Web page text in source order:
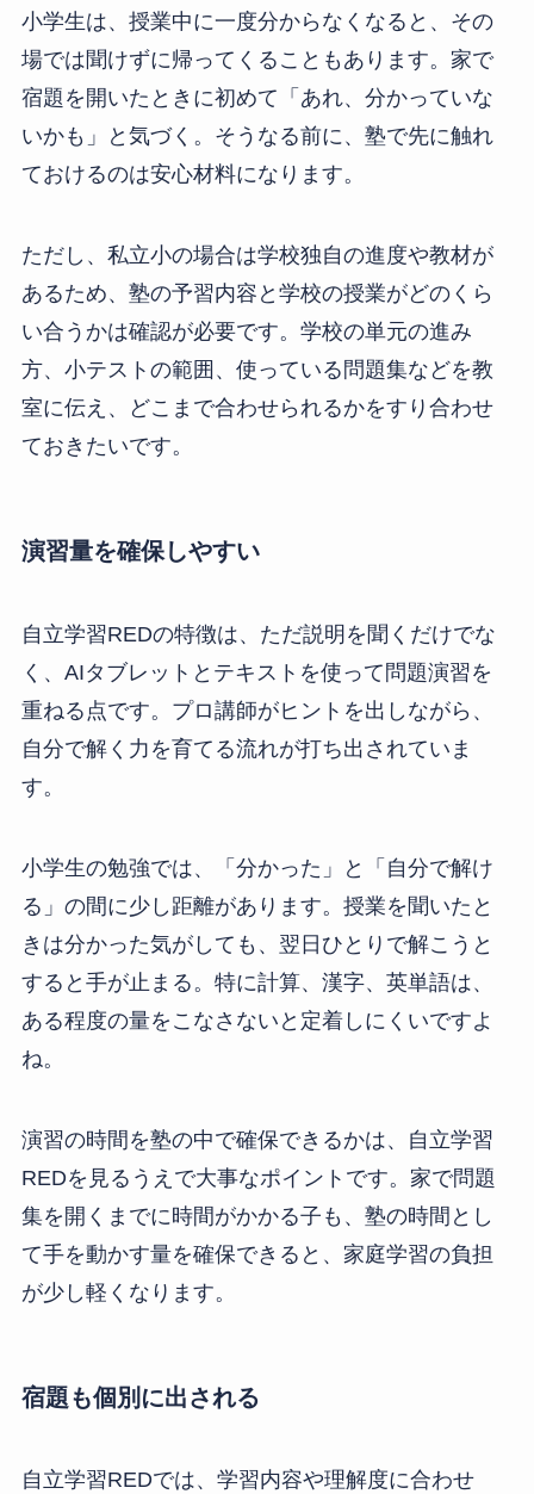
小学生は、授業中に一度分からなくなると、その
場では聞けずに帰ってくることもあります。家で
宿題を開いたときに初めて「あれ、分かっていな
いかも」と気づく。そうなる前に、塾で先に触れ
ておけるのは安心材料になります。
ただし、私立小の場合は学校独自の進度や教材が
あるため、塾の予習内容と学校の授業がどのくら
い合うかは確認が必要です。学校の単元の進み
方、小テストの範囲、使っている問題集などを教
室に伝え、どこまで合わせられるかをすり合わせ
ておきたいです。
演習量を確保しやすい
自立学習REDの特徴は、ただ説明を聞くだけでな
く、AIタブレットとテキストを使って問題演習を
重ねる点です。プロ講師がヒントを出しながら、
自分で解く力を育てる流れが打ち出されていま
す。
小学生の勉強では、「分かった」と「自分で解け
る」の間に少し距離があります。授業を聞いたと
きは分かった気がしても、翌日ひとりで解こうと
すると手が止まる。特に計算、漢字、英単語は、
ある程度の量をこなさないと定着しにくいですよ
ね。
演習の時間を塾の中で確保できるかは、自立学習
REDを見るうえで大事なポイントです。家で問題
集を開くまでに時間がかかる子も、塾の時間とし
て手を動かす量を確保できると、家庭学習の負担
が少し軽くなります。
宿題も個別に出される
自立学習REDでは、学習内容や理解度に合わせ